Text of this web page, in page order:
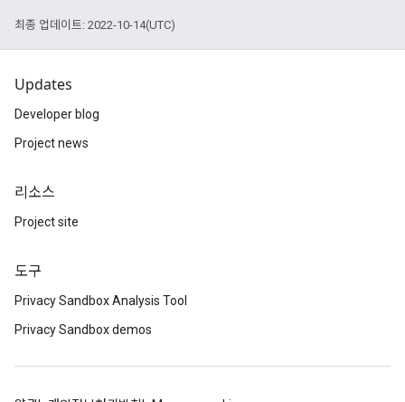
최종 업데이트: 2022-10-14(UTC)
Updates
Developer blog
Project news
리소스
Project site
도구
Privacy Sandbox Analysis Tool
Privacy Sandbox demos